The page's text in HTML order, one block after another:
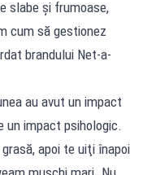
slabe şi frumoase,
cum să gestionez
brandului Net-a-
au avut un impact
un impact psihologic.
apoi te uiţi înapoi